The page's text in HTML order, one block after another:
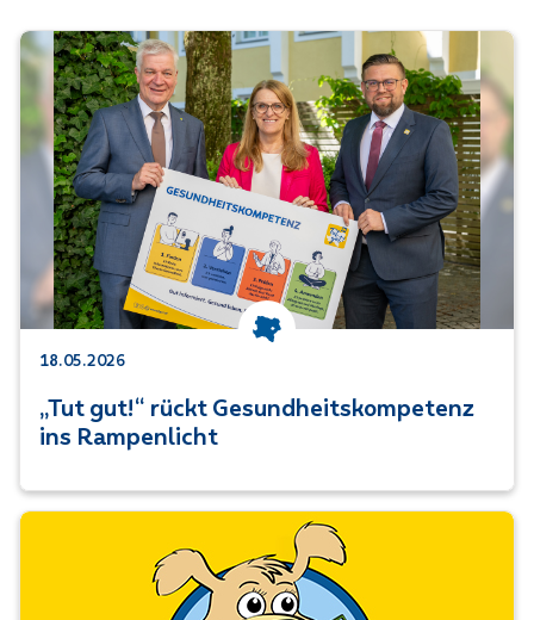
Kategorie: Niederösterreich
18.05.2026
„Tut gut!“ rückt Gesundheitskompetenz
ins Rampenlicht